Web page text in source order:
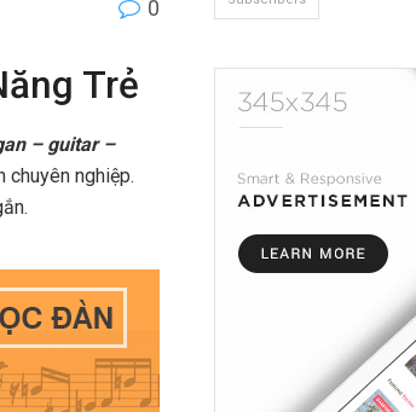
0
Trẻ
– guitar –
chuyên nghiệp.